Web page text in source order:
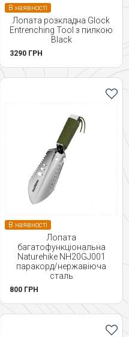
В наявності
Лопата розкладна Glock
Entrenching Tool з пилкою
Black
3290 ГРН
В наявності
Лопата
багатофункціональна
Naturehike NH20GJ001
паракорд/нержавіюча
сталь
800 ГРН